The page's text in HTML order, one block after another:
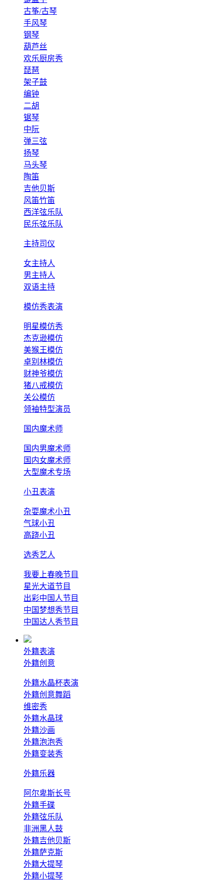
古筝/古琴
手风琴
钢琴
葫芦丝
欢乐厨房秀
琵琶
架子鼓
编钟
二胡
锯琴
中阮
弹三弦
扬琴
马头琴
陶笛
吉他贝斯
风笛竹笛
西洋弦乐队
民乐弦乐队
主持司仪
女主持人
男主持人
双语主持
模仿秀表演
明星模仿秀
杰克逊模仿
美猴王模仿
卓别林模仿
财神爷模仿
猪八戒模仿
关公模仿
领袖特型演员
国内魔术师
国内男魔术师
国内女魔术师
大型魔术专场
小丑表演
杂耍魔术小丑
气球小丑
高跷小丑
选秀艺人
我要上春晚节目
星光大道节目
出彩中国人节目
中国梦想秀节目
中国达人秀节目
外籍表演
外籍创意
外籍水晶杯表演
外籍创意舞蹈
维密秀
外籍水晶球
外籍沙画
外籍泡泡秀
外籍变装秀
外籍乐器
阿尔卑斯长号
外籍手碟
外籍弦乐队
非洲黑人鼓
外籍吉他贝斯
外籍萨克斯
外籍大提琴
外籍小提琴